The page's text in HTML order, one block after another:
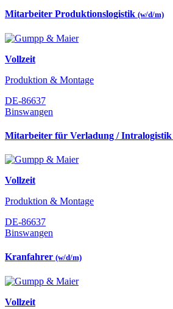
Mitarbeiter Produktionslogistik (w/d/m)
Vollzeit
Produktion & Montage
DE-86637
Binswangen
Mitarbeiter für Verladung / Intralogistik
Vollzeit
Produktion & Montage
DE-86637
Binswangen
Kranfahrer (w/d/m)
Vollzeit